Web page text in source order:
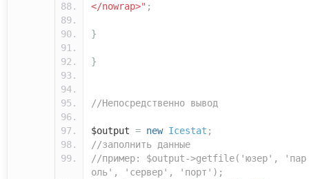
</nowrap>" ;
}
}
//Непосредственно вывод
$output = new Icestat ;
//заполнить данные
//пример: $output->getfile('юзер', 'пар
оль', 'сервер', 'порт');